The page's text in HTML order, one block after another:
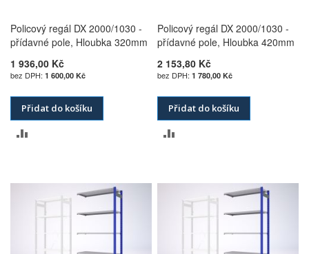
Policový regál DX 2000/1030 -
přídavné pole, Hloubka 320mm
1 936,00 Kč
1 600,00 Kč
Přidat do košíku
POROVNÁNÍ
Policový regál DX 2000/1030 -
přídavné pole, Hloubka 420mm
2 153,80 Kč
1 780,00 Kč
Přidat do košíku
POROVNÁNÍ